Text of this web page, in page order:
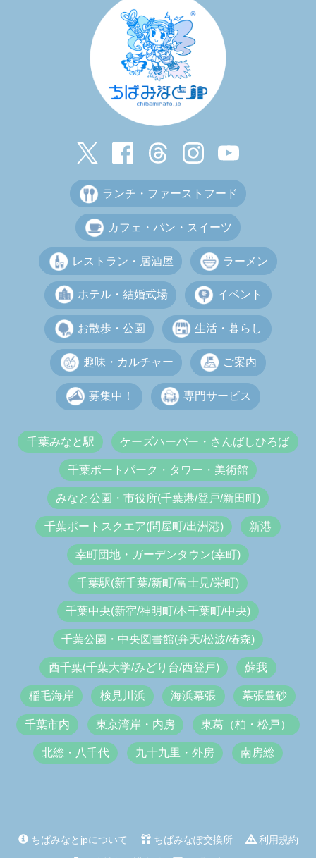
ランチ・ファーストフード
カフェ・パン・スイーツ
レストラン・居酒屋 ラーメン
ホテル・結婚式場 イベント
お散歩・公園 生活・暮らし
趣味・カルチャー ご案内
募集中！ 専門サービス
千葉みなと駅 ケーズハーバー・さんばしひろば
千葉ポートパーク・タワー・美術館
みなと公園・市役所(千葉港/登戸/新田町)
千葉ポートスクエア(問屋町/出洲港) 新港
幸町団地・ガーデンタウン(幸町)
千葉駅(新千葉/新町/富士見/栄町)
千葉中央(新宿/神明町/本千葉町/中央)
千葉公園・中央図書館(弁天/松波/椿森)
西千葉(千葉大学/みどり台/西登戸) 蘇我
稲毛海岸 検見川浜 海浜幕張 幕張豊砂
千葉市内 東京湾岸・内房 東葛（柏・松戸）
北総・八千代 九十九里・外房 南房総
ちばみなとjpについて ちばみなぽ交換所
利用規約